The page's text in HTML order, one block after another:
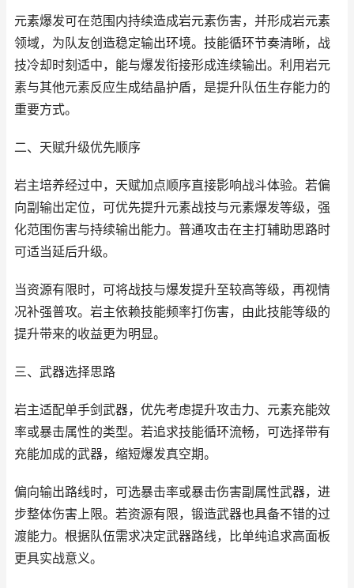
元素爆发可在范围内持续造成岩元素伤害，并形成岩元素
领域，为队友创造稳定输出环境。技能循环节奏清晰，战
技冷却时刻适中，能与爆发衔接形成连续输出。利用岩元
素与其他元素反应生成结晶护盾，是提升队伍生存能力的
重要方式。
二、天赋升级优先顺序
岩主培养经过中，天赋加点顺序直接影响战斗体验。若偏
向副输出定位，可优先提升元素战技与元素爆发等级，强
化范围伤害与持续输出能力。普通攻击在主打辅助思路时
可适当延后升级。
当资源有限时，可将战技与爆发提升至较高等级，再视情
况补强普攻。岩主依赖技能频率打伤害，由此技能等级的
提升带来的收益更为明显。
三、武器选择思路
岩主适配单手剑武器，优先考虑提升攻击力、元素充能效
率或暴击属性的类型。若追求技能循环流畅，可选择带有
充能加成的武器，缩短爆发真空期。
偏向输出路线时，可选暴击率或暴击伤害副属性武器，进
步整体伤害上限。若资源有限，锻造武器也具备不错的过
渡能力。根据队伍需求决定武器路线，比单纯追求高面板
更具实战意义。